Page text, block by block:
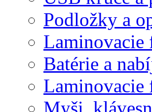
Podložky a
Laminovacie
Batérie a
Laminovacie
Myši,